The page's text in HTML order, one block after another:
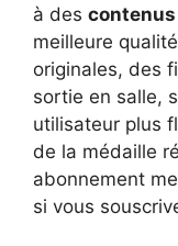
à des
meilleure
originales, des
sortie en salle,
utilisateur plus
de la médaille
abonnement
si vous